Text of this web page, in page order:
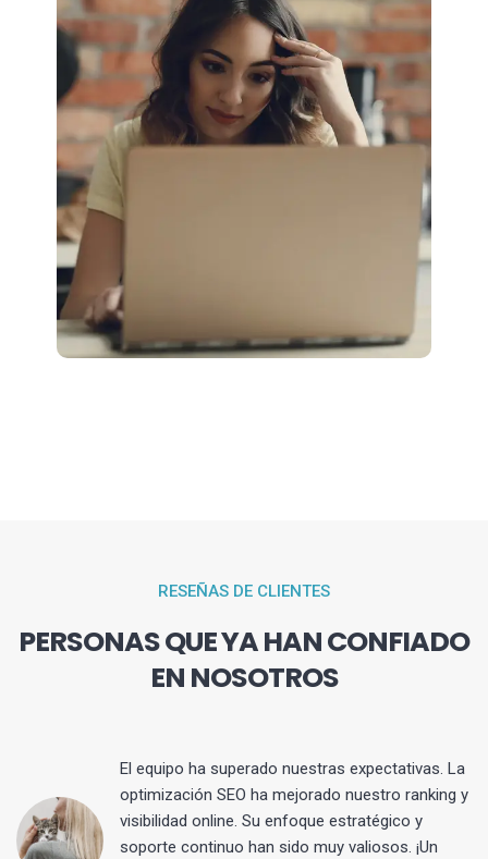
RESEÑAS DE CLIENTES
PERSONAS QUE YA HAN CONFIADO
EN NOSOTROS
El equipo ha superado nuestras expectativas. La
optimización SEO ha mejorado nuestro ranking y
visibilidad online. Su enfoque estratégico y
soporte continuo han sido muy valiosos. ¡Un